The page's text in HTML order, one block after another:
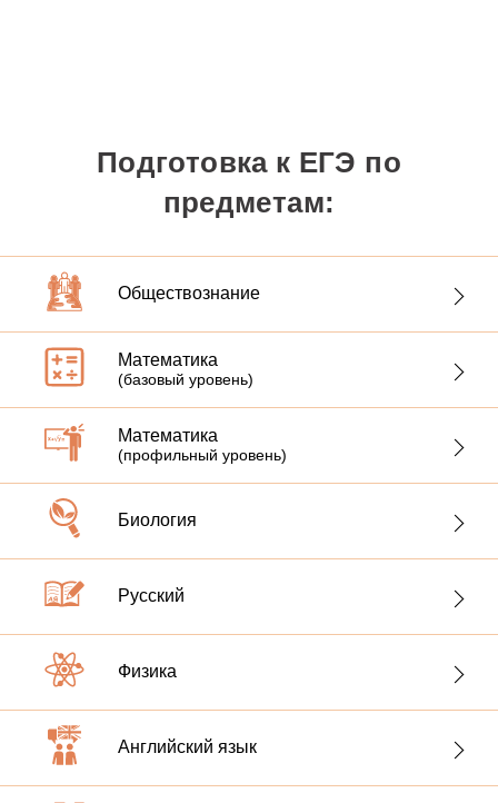
правильно решать актуальные
задания
Мы подготовили сотни учеников, которые
поступили на бюджетные места в престижные вузы
Подготовка к ЕГЭ по
предметам:
Обществознание
Математика
(базовый уровень)
Математика
(профильный уровень)
Биология
Русский
Физика
Английский язык